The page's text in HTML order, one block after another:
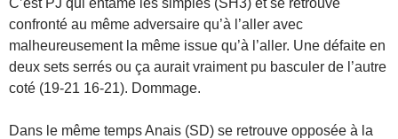
confronté au même adversaire qu’à l’aller avec
malheureusement la même issue qu’à l’aller. Une défaite en
deux sets serrés ou ça aurait vraiment pu basculer de l’autre
coté (19-21 16-21). Dommage.
Dans le même temps Anais (SD) se retrouve opposée à la